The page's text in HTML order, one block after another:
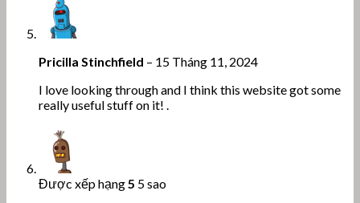
Pricilla Stinchfield – 15 Tháng 11, 2024
I love looking through and I think this website got some
really useful stuff on it! .
Được xếp hạng 5 5 sao